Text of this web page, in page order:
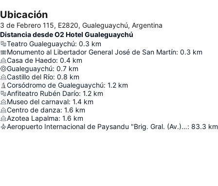
Ubicación
3 de Febrero 115, E2820, Gualeguaychú, Argentina
Distancia desde O2 Hotel Gualeguaychú
Teatro Gualeguaychú: 0.3 km
Monumento al Libertador General José de San Martín: 0.3 km
Casa de Haedo: 0.4 km
Gualeguaychú: 0.7 km
Castillo del Río: 0.8 km
Corsódromo de Gualeguaychú: 1.2 km
Anfiteatro Rubén Darío: 1.2 km
Museo del carnaval: 1.4 km
Centro de danza: 1.6 km
Azotea Lapalma: 1.6 km
Aeropuerto Internacional de Paysandu "Brig. Gral. (Av.) Tydeo Larre Borges": 83.3 km